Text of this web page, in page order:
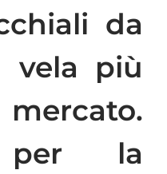
da
vela più
per la